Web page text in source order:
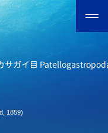
サガイ目
1859)